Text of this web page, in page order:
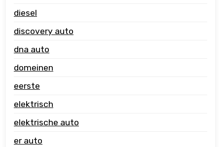
diesel
discovery auto
dna auto
domeinen
eerste
elektrisch
elektrische auto
er auto